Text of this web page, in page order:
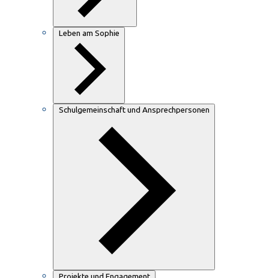
Leben am Sophie
Schulgemeinschaft und Ansprechpersonen